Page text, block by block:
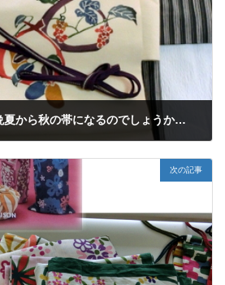
あけびに葡萄・・・晩夏から秋の帯になるのでしょうか？！
次の記事